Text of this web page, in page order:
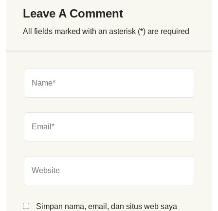
Leave A Comment
All fields marked with an asterisk (*) are required
Simpan nama, email, dan situs web saya